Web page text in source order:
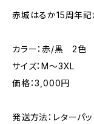
赤城はるか15周年
カラー：赤/黒 2色
サイズ：M～3XL
価格：3,000円
発送方法：レターパッ